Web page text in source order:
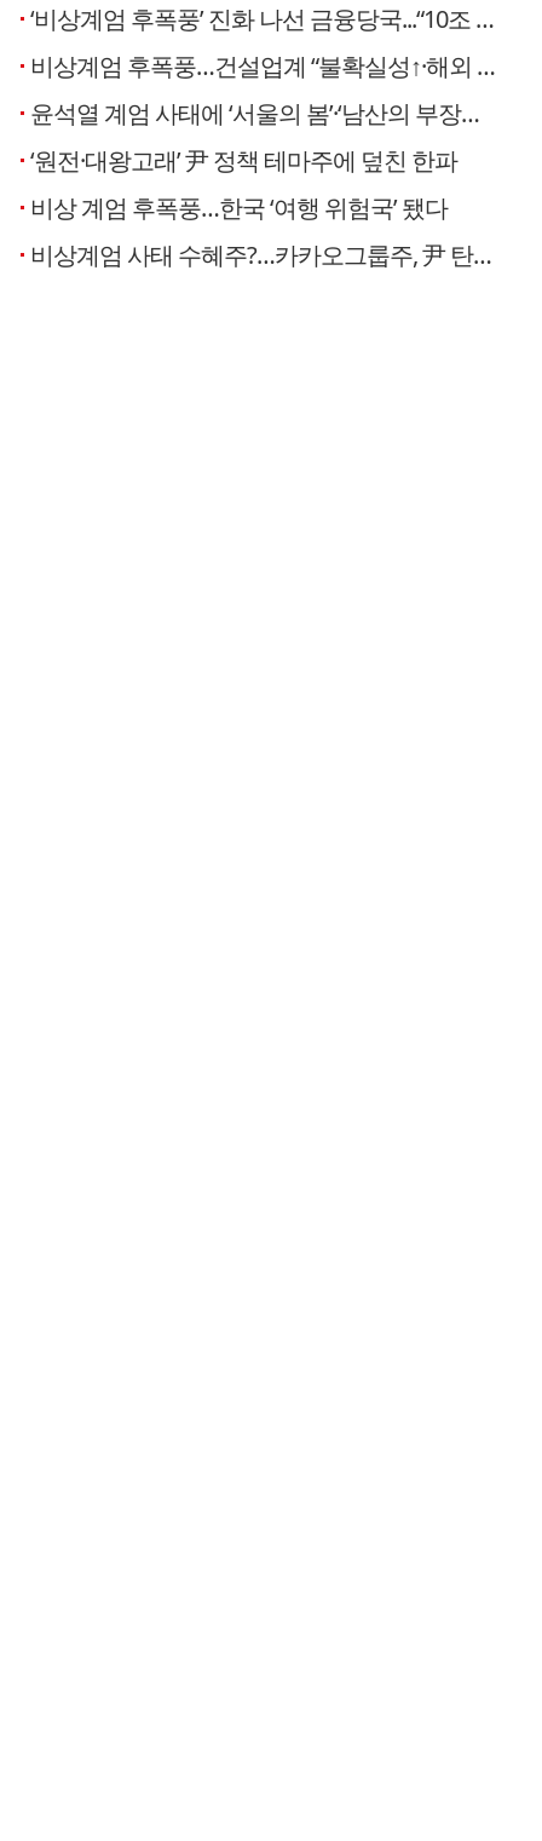
‘비상계엄 후폭풍’ 진화 나선 금융당국...“10조 증안펀드 가동+비정례 RP 매입”
비상계엄 후폭풍…건설업계 “불확실성↑·해외 수주 차질 우려”
윤석열 계엄 사태에 ‘서울의 봄’·‘남산의 부장들’ 등 재주목
‘원전·대왕고래’ 尹 정책 테마주에 덮친 한파
비상 계엄 후폭풍…한국 ‘여행 위험국’ 됐다
비상계엄 사태 수혜주?…카카오그룹주, 尹 탄핵 가능성에 들썩